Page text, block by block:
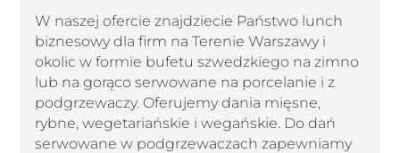
W naszej ofercie znajdziecie Państwo lunch
biznesowy dla firm na Terenie Warszawy i
okolic w formie bufetu szwedzkiego na zimno
lub na gorąco serwowane na porcelanie i z
podgrzewaczy. Oferujemy dania mięsne,
rybne, wegetariańskie i wegańskie. Do dań
serwowane w podgrzewaczach zapewniamy